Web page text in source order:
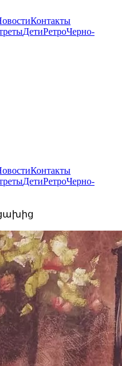
Контакты
ДетиРетроЧерно-
Контакты
ДетиРетроЧерно-